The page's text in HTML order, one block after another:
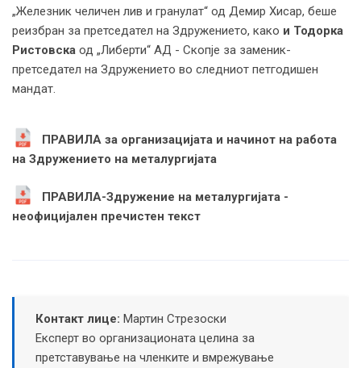
„Железник челичен лив и гранулат“ од Демир Хисар, беше
реизбран за претседател на Здружението, како и Тодорка
Ристовска од „Либерти“ АД - Скопје за заменик-
претседател на Здружението во следниот петгодишен
мандат.
ПРАВИЛА за организацијата и начинот на работа
на Здружението на металургијата
ПРАВИЛА-Здружение на металургијата -
неофицијален пречистен текст
Контакт лице: Мартин Стрезоски
Експерт во организационата целина за
претставување на членките и вмрежување